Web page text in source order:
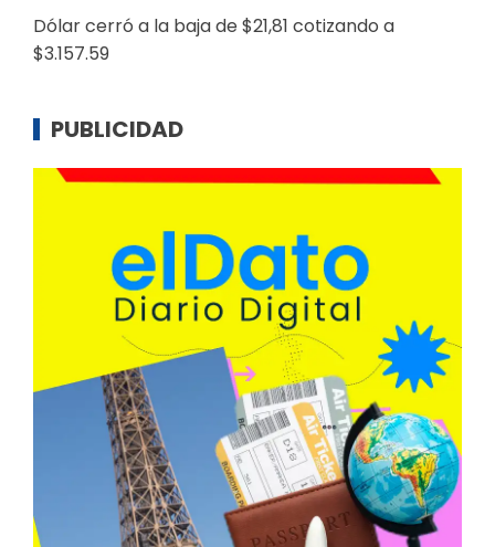
Dólar cerró a la baja de $21,81 cotizando a
$3.157.59
PUBLICIDAD